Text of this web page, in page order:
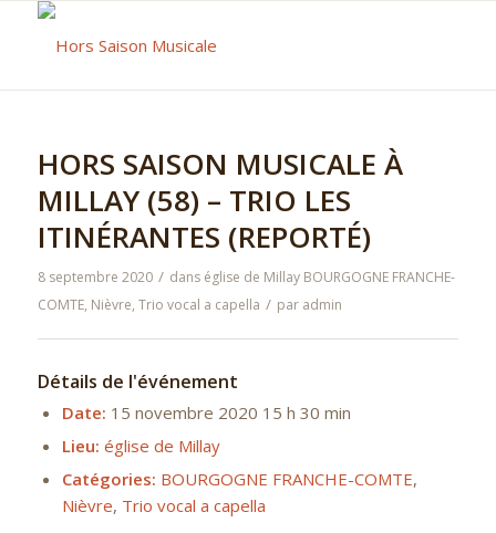
HORS SAISON MUSICALE À
MILLAY (58) – TRIO LES
ITINÉRANTES (REPORTÉ)
8 septembre 2020 / dans église de Millay BOURGOGNE FRANCHE-
COMTE, Nièvre, Trio vocal a capella / par admin
Détails de l'événement
Date: 15 novembre 2020 15 h 30 min
Lieu: église de Millay
Catégories: BOURGOGNE FRANCHE-COMTE,
Nièvre, Trio vocal a capella